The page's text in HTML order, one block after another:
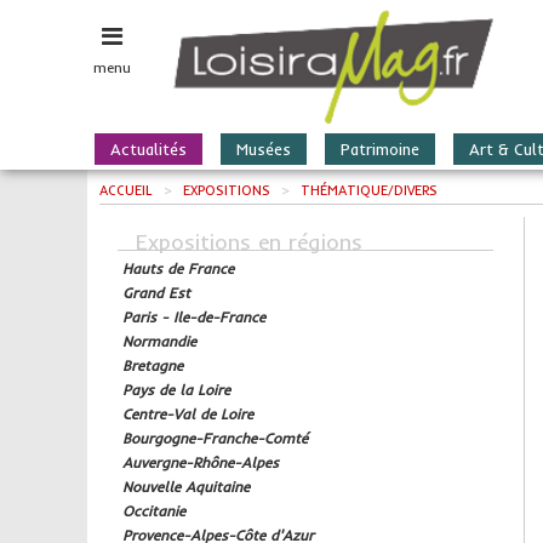
menu
Actualités Musées Patrimoine Art &
ACCUEIL > EXPOSITIONS > THÉMATIQUE/DIVERS
Expositions en régions
Hauts de France
Grand Est
Paris - Ile-de-France
Normandie
Bretagne
Pays de la Loire
Centre-Val de Loire
Bourgogne-Franche-Comté
Auvergne-Rhône-Alpes
Nouvelle Aquitaine
Occitanie
Provence-Alpes-Côte d'Azur